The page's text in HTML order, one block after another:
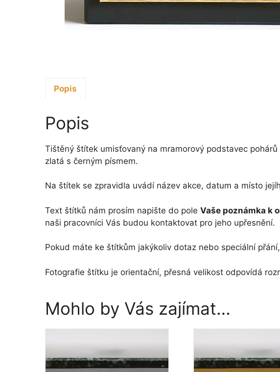
Popis
Popis
Tištěný štítek umisťovaný na mramorový podstavec
zlatá s černým písmem.
Na štítek se zpravidla uvádí název akce, datum a místo
Text štítků nám prosím napište do pole Vaše poznámka k
naši pracovníci Vás budou kontaktovat pro jeho upřesnění.
Pokud máte ke štítkům jakýkoliv dotaz nebo speciální
Fotografie štítku je orientační, přesná velikost odpovídá
Mohlo by Vás zajímat…